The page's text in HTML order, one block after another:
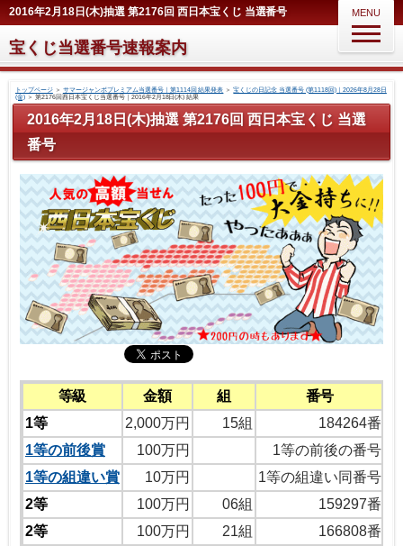
2016年2月18日(木)抽選 第2176回 西日本宝くじ 当選番号
宝くじ当選番号速報案内
MENU
トップページ＞ サマージャンボプレミアム当選番号｜第1114回 結果発表 ＞宝くじの日記念 当選番号 (第1118回)｜2026年8月28日
(金)＞ 第2176回西日本宝くじ当選番号｜2016年2月18日(木) 結果
2016年2月18日(木)抽選 第2176回 西日本宝くじ 当選
番号
等級 金額 組
番号
1等
2,000万円 15組
184264番
1等の前後賞
100万円
1等の前後の番号
1等の組違い賞
10万円
1等の組違い同番号
2等
100万円 06組
159297番
2等
100万円 21組
166808番